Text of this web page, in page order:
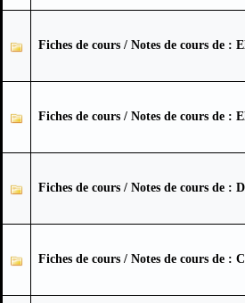
Fiches de cours / Notes de cours de :
Fiches de cours / Notes de cours de :
Fiches de cours / Notes de cours de :
Fiches de cours / Notes de cours de :